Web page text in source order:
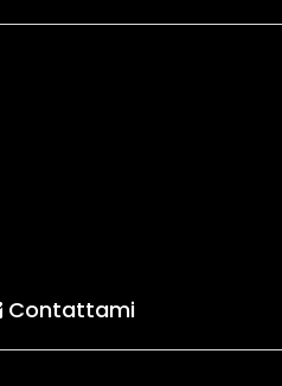
Contattami